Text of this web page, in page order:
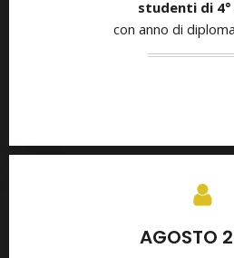
studenti di
con anno di
AGOSTO